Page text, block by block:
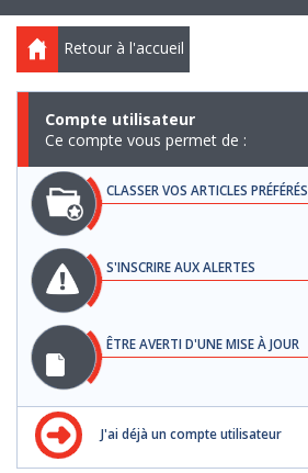
Retour à l'accueil
Compte utilisateur
Ce compte vous permet de :
CLASSER VOS ARTICLES PRÉFÉRÉS
S'INSCRIRE AUX ALERTES
ÊTRE AVERTI D'UNE MISE À JOUR
J'ai déjà un compte utilisateur